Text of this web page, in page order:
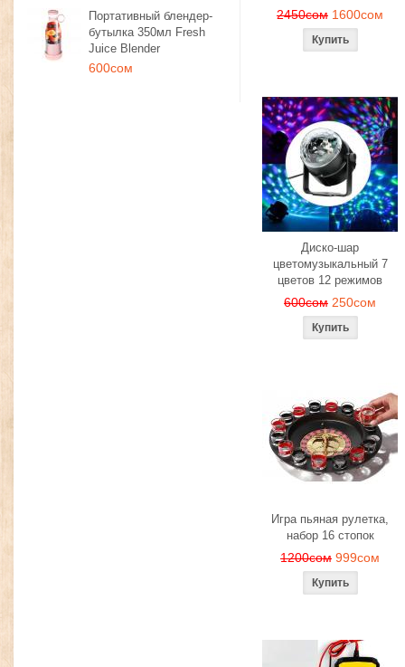
Портативный блендер-
бутылка 350мл Fresh
Juice Blender
600сом
2450сом 1600сом
Диско-шар
цветомузыкальный 7
цветов 12 режимов
600сом 250сом
Игра пьяная рулетка,
набор 16 стопок
1200сом 999сом